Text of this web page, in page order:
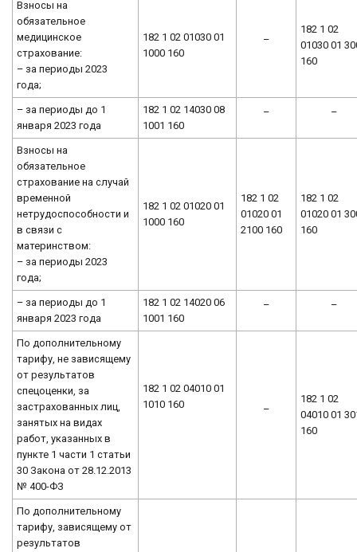
Взносы на
обязательное
медицинское
страхование:
– за периоды 2023
года;
182 1 02 01030 01
1000 160
–
182 1 02
01030 01
160
– за периоды до 1
января 2023 года
182 1 02 14030 08
1001 160
– –
Взносы на
обязательное
страхование на случай
временной
нетрудоспособности и
в связи с
материнством:
– за периоды 2023
года;
182 1 02 01020 01
1000 160
182 1 02
01020 01
2100 160
182 1 02
01020 01
160
– за периоды до 1
января 2023 года
182 1 02 14020 06
1001 160
– –
По дополнительному
тарифу, не зависящему
от результатов
спецоценки, за
застрахованных лиц,
занятых на видах
работ, указанных в
пункте 1 части 1 статьи
30 Закона от 28.12.2013
№ 400-ФЗ
182 1 02 04010 01
1010 160
–
182 1 02
04010 01
160
По дополнительному
тарифу, зависящему от
результатов